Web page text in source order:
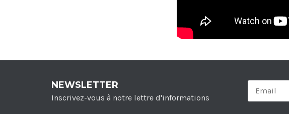
NEWSLETTER
Inscrivez-vous à notre lettre d'informations